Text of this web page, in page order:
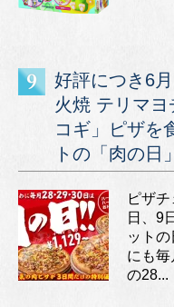
好評につき6
火焼 テリマ
コギ」ピザを
トの「肉の日
ピザ
日、9
ット
にも毎
の28...